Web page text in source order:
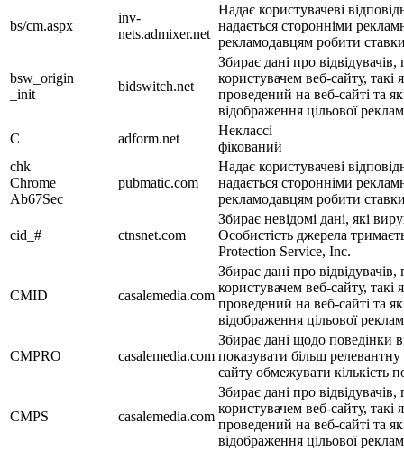
bs/cm.aspx
inv-
nets.admixer.net
Надає користувачеві
надається сторонніми
рекламодавцям робити
bsw_origin
_init
bidswitch.net
Збирає дані про
користувачем веб-сайту, такі
проведений на веб-сайті та
відображення цільової
C
adform.net
Неклассі
фікований
chk
Chrome
Ab67Sec
pubmatic.com
Надає користувачеві
надається сторонніми
рекламодавцям робити
cid_# ctnsnet.com
Збирає невідомі дані, які
Особистість джерела
Protection Service, Inc.
CMID casalemedia.com
Збирає дані про
користувачем веб-сайту, такі
проведений на веб-сайті та
відображення цільової
CMPRO casalemedia.com
Збирає дані щодо поведінки
показувати більш
сайту обмежувати кількість
CMPS casalemedia.com
Збирає дані про
користувачем веб-сайту, такі
проведений на веб-сайті та
відображення цільової